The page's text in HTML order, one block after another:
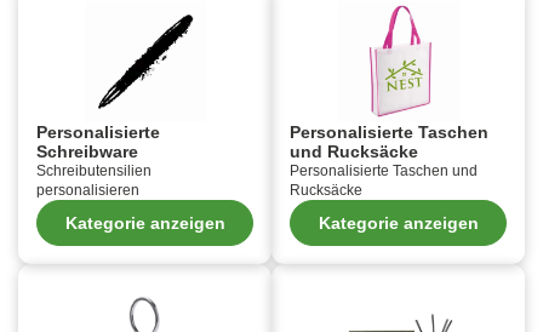
Personalisierte
Schreibware
Schreibutensilien
personalisieren
Kategorie anzeigen
Personalisierte Taschen
und Rucksäcke
Personalisierte Taschen und
Rucksäcke
Kategorie anzeigen